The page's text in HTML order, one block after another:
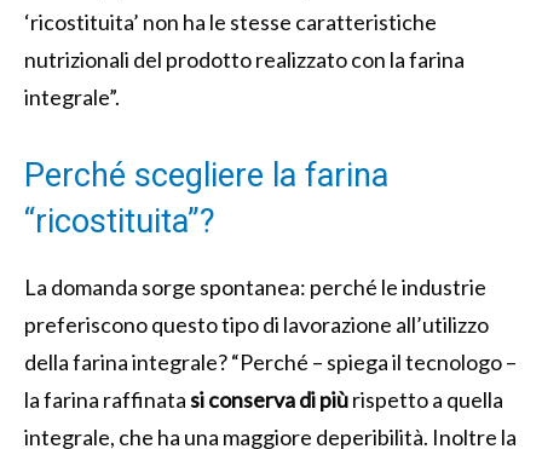
‘ricostituita’ non ha le stesse caratteristiche
nutrizionali del prodotto realizzato con la farina
integrale”.
Perché scegliere la farina
“ricostituita”?
La domanda sorge spontanea: perché le industrie
preferiscono questo tipo di lavorazione all’utilizzo
della farina integrale? “Perché – spiega il tecnologo –
la farina raffinatasi conserva di piùrispetto a quella
integrale, che ha una maggiore deperibilità. Inoltre la